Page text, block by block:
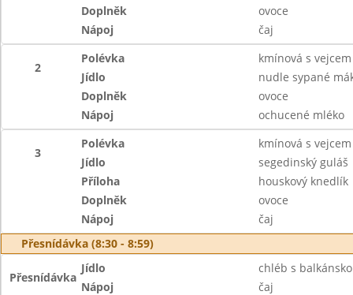
Doplněk
ovoce
Nápoj
čaj
2
Polévka
kmínová s vejcem
Jídlo
nudle sypané
Doplněk
ovoce
Nápoj
ochucené mléko
3
Polévka
kmínová s vejcem
Jídlo
segedinský guláš
Příloha
houskový knedlík
Doplněk
ovoce
Nápoj
čaj
Přesnídávka (8:30 - 8:59)
Přesnídávka
Jídlo
chléb s
Nápoj
čaj